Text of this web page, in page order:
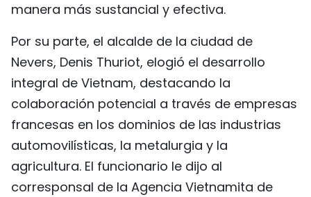
manera más sustancial y efectiva.
Por su parte, el alcalde de la ciudad de
Nevers, Denis Thuriot, elogió el desarrollo
integral de Vietnam, destacando la
colaboración potencial a través de empresas
francesas en los dominios de las industrias
automovilísticas, la metalurgia y la
agricultura. El funcionario le dijo al
corresponsal de la Agencia Vietnamita de